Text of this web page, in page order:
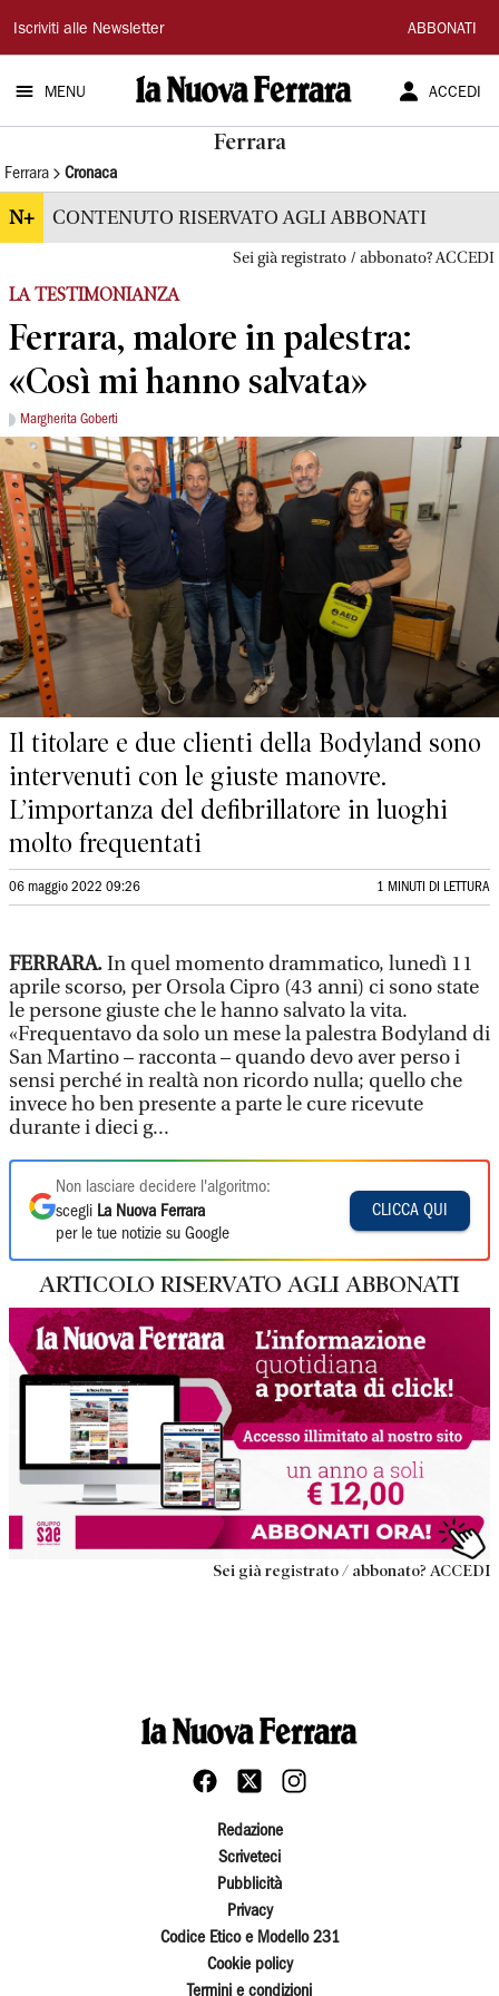
La
Nuova
Ferrara
Iscriviti alle Newsletter ABBONATI
MENU ACCEDI
Ferrara
Ferrara Cronaca
N+ CONTENUTO RISERVATO AGLI ABBONATI
Sei già registrato / abbonato? ACCEDI
LA TESTIMONIANZA
Ferrara, malore in palestra:
«Così mi hanno salvata»
Margherita Goberti
Il titolare e due clienti della Bodyland sono
intervenuti con le giuste manovre.
L’importanza del defibrillatore in luoghi
molto frequentati
06 maggio 2022 09:26 1 MINUTI DI LETTURA
FERRARA.In quel momento drammatico, lunedì 11
aprile scorso, per Orsola Cipro (43 anni) ci sono state
le persone giuste che le hanno salvato la vita.
«Frequentavo da solo un mese la palestra Bodyland di
San Martino – racconta – quando devo aver perso i
sensi perché in realtà non ricordo nulla; quello che
invece ho ben presente a parte le cure ricevute
durante i dieci g...
Non lasciare decidere l'algoritmo:
scegli La Nuova Ferrara
per le tue notizie su Google
CLICCA QUI
ARTICOLO RISERVATO AGLI ABBONATI
Sei già registrato / abbonato? ACCEDI
Redazione
Scriveteci
Pubblicità
Privacy
Codice Etico e Modello 231
Cookie policy
Termini e condizioni